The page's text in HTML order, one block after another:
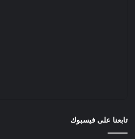
تابعنا على فيسبوك